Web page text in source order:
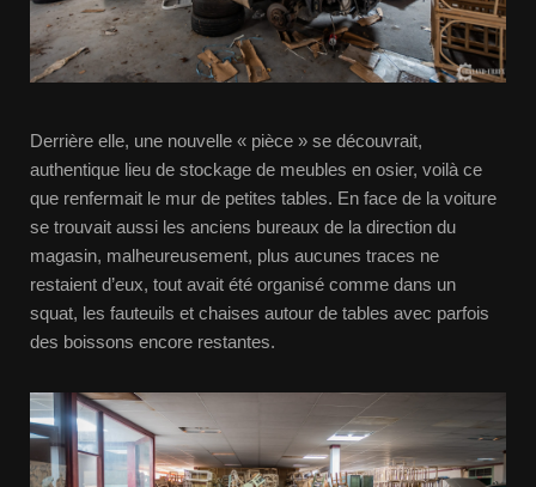
Derrière elle, une nouvelle « pièce » se découvrait,
authentique lieu de stockage de meubles en osier, voilà ce
que renfermait le mur de petites tables. En face de la voiture
se trouvait aussi les anciens bureaux de la direction du
magasin, malheureusement, plus aucunes traces ne
restaient d’eux, tout avait été organisé comme dans un
squat, les fauteuils et chaises autour de tables avec parfois
des boissons encore restantes.